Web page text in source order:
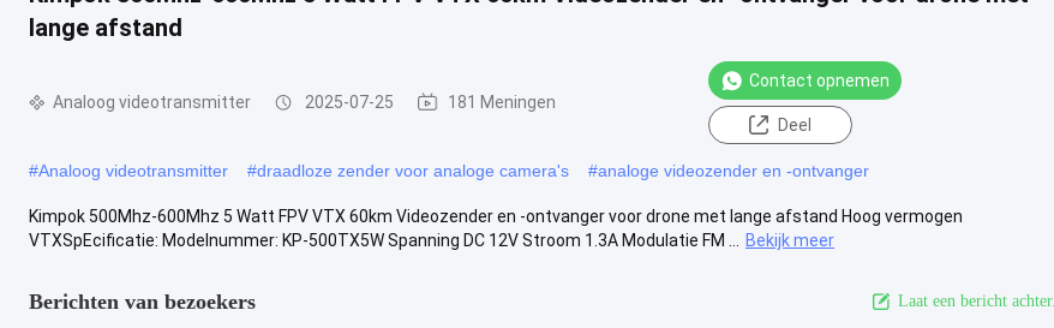
lange afstand
Analoog videotransmitter 2025-07-25 181 Meningen
Contact opnemen
Deel
#Analoog videotransmitter #draadloze zender voor analoge camera's #analoge videozender en -ontvanger
Kimpok 500Mhz-600Mhz 5 Watt FPV VTX 60km Videozender en -ontvanger voor drone met lange afstand Hoog vermogen
VTXSpEcificatie: Modelnummer: KP-500TX5W Spanning DC 12V Stroom 1.3A Modulatie FM ...
Bekijk meer
Berichten van bezoekers Laat een bericht achter.